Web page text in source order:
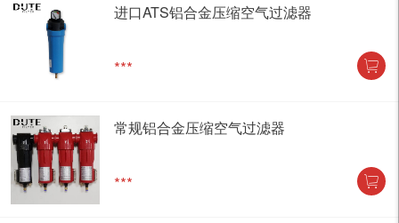
进口ATS铝合金压缩空气过滤器
***
常规铝合金压缩空气过滤器
***